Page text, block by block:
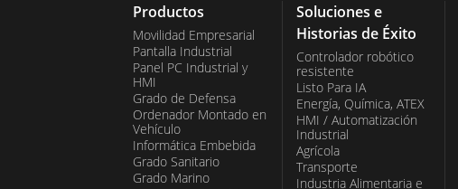
Productos
Movilidad Empresarial
Pantalla Industrial
Panel PC Industrial y
HMI
Grado de Defensa
Ordenador Montado en
Vehículo
Informática Embebida
Grado Sanitario
Grado Marino
Soluciones e
Historias de Éxito
Controlador robótico
resistente
Listo Para IA
Energía, Química, ATEX
HMI / Automatización
Industrial
Agrícola
Transporte
Industria Alimentaria e